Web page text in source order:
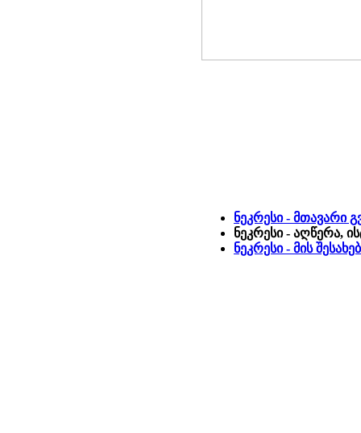
ნეკრესი - მთავარი
ნეკრესი - აღწერა,
ნეკრესი - მის